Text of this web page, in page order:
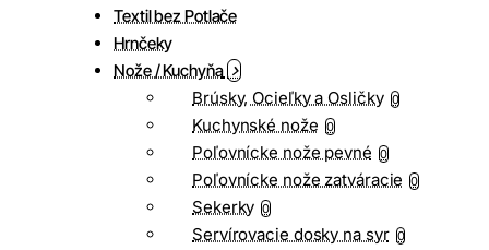
Textil bez Potlače
Hrnčeky
Nože / Kuchyňa
Brúsky, Ocieľky a Osličky 0
Kuchynské nože 0
Poľovnícke nože pevné 0
Poľovnícke nože zatváracie 0
Sekerky 0
Servírovacie dosky na syr 0